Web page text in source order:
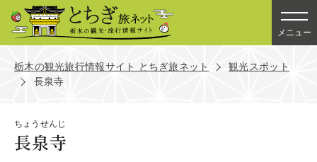
メニュー
栃木の観光旅行情報サイト とちぎ旅ネット
観光スポット
長泉寺
ちょうせんじ
長泉寺